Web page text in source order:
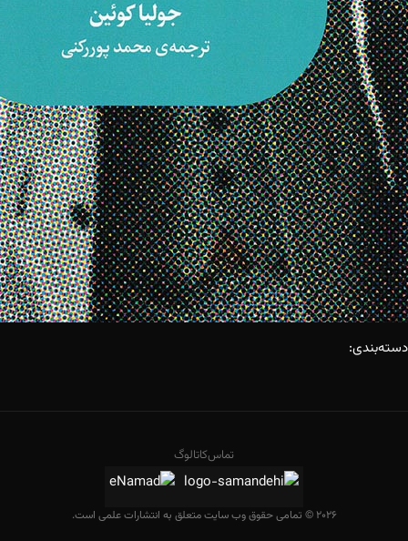
دسته‌بندی:
تماسکاتالوگ
2026 © تمامی حقوق وب سایت متعلق به انتشارات علمی است.